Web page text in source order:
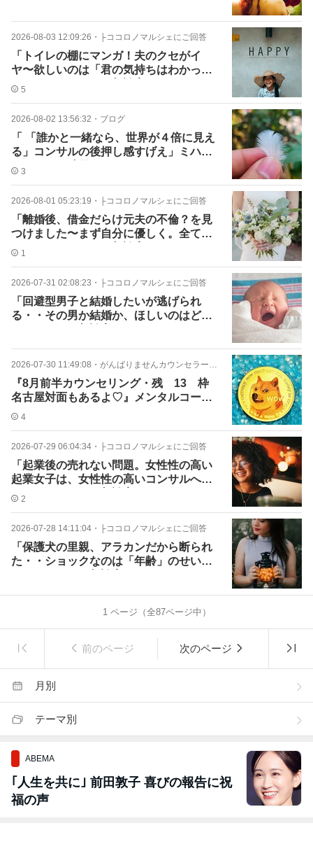
2026-08-03 12:09:26 ・ ├ココロノマルシェにご回答
「トイレの棚にマンガ！夫のクセがイ
ヤ〜欲しいのは「君の気持ちはわかって
るよ」かな」ミハル相談室
5
2026-08-02 13:56:32 ・ ブログ
「 「誰かと一緒なら、世界が４倍に見え
る」コンサルの後押し感すげえ」ミハル
の日々コレ晴天
3
2026-08-01 05:23:19 ・ ├ココロノマルシェにご回答
「離婚後、借金だらけ元夫の不倫？を見
つけました〜まず自分に優しく。全ては
そこからだ」ミハル相談室
1
2026-07-31 02:08:23 ・ ├ココロノマルシェにご回答
「回避型男子と結婚したいが逃げられ
る・・その男か結婚か、ほしいのはどっ
2026-07-30 11:49:08 ・ がんばりませんカウンセラー、ミハル関連
『8月前半カウンセリング・残 13 枠
名古屋対面もあるよ♡』メンタルコー
チ、ミハル
4
2026-07-29 06:04:34 ・ ├ココロノマルシェにご回答
「起業後の売れない問題。女性性の高い
起業女子は、女性性の高いコンサルへ行
くべし！」ミハル相談室
2
2026-07-28 14:11:04 ・ ├ココロノマルシェにご回答
「保護犬の里親、アラカンだから断られ
た・・ショックなのは「年齢」のせいか
1ページ（全87ページ中）
前のページ 次のページ
月別
テーマ別
ABEMA
｢人生を共に｣ 前田敦子 喜びの報告に祝
福の声